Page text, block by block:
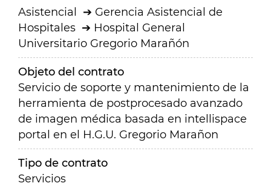
Asistencial
Gerencia Asistencial de
Hospitales
Hospital General
Universitario Gregorio Marañón
Objeto del contrato
Servicio de soporte y mantenimiento de la
herramienta de postprocesado avanzado
de imagen médica basada en intellispace
portal en el H.G.U. Gregorio Marañon
Tipo de contrato
Servicios